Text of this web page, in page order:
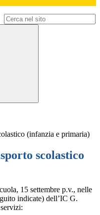
(infanzia e primaria)
scolastico
15 settembre p.v., nelle
indicate) dell’IC G.